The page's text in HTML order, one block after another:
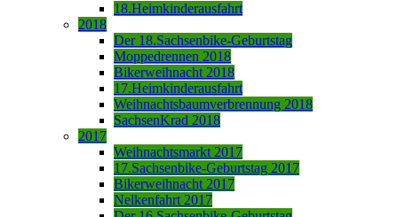
18.Heimkinderausfahrt
2018
Der 18.Sachsenbike-Geburtstag
Moppedrennen 2018
Bikerweihnacht 2018
17.Heimkinderausfahrt
Weihnachtsbaumverbrennung 2018
SachsenKrad 2018
2017
Weihnachtsmarkt 2017
17.Sachsenbike-Geburtstag 2017
Bikerweihnacht 2017
Nelkenfahrt 2017